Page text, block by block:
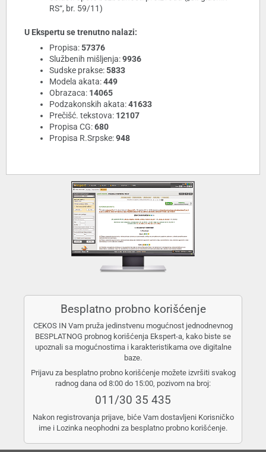
RS“, br. 59/11)
U Ekspertu se trenutno nalazi:
Propisa:57376
Službenih mišljenja:9936
Sudske prakse:5833
Modela akata:449
Obrazaca: 14065
Podzakonskih akata:41633
Prečišć. tekstova: 12107
Propisa CG:680
Propisa R.Srpske:948
Besplatno probno korišćenje
CEKOS IN Vam pruža jedinstvenu mogućnost jednodnevnog
BESPLATNOG probnog korišćenja Ekspert-a, kako biste se
upoznali sa mogućnostima i karakteristikama ove digitalne
baze.
Prijavu za besplatno probno korišćenje možete izvršiti svakog
radnog dana od 8:00 do 15:00, pozivom na broj:
011/30 35 435
Nakon registrovanja prijave, biće Vam dostavljeni Korisničko
ime i Lozinka neophodni za besplatno probno korišćenje.